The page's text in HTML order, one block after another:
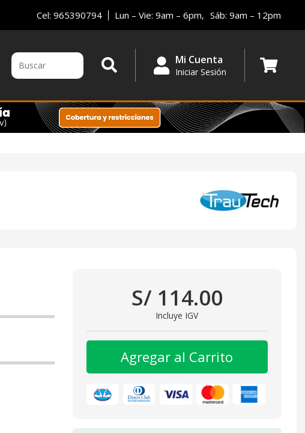
Cel: 965390794 Lun – Vie: 9am – 6pm, Sáb: 9am – 12pm
Mi Cuenta
Iniciar Sesión
S/ 114.00
Incluye IGV
Agregar al Carrito